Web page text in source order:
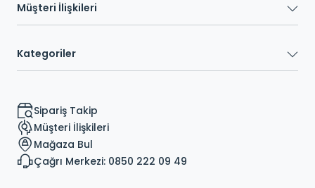
Müşteri İlişkileri
Kategoriler
Sipariş Takip
Müşteri İlişkileri
Mağaza Bul
Çağrı Merkezi: 0850 222 09 49